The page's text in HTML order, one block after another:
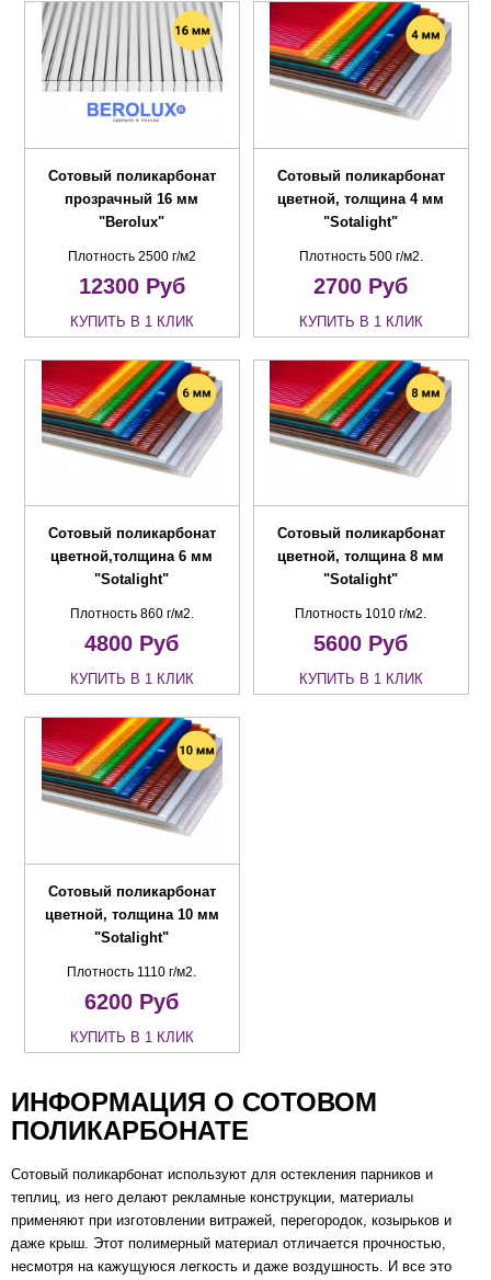
Сотовый поликарбонат
прозрачный 16 мм
"Berolux"
Плотность 2500 г/м2
12300Руб
КУПИТЬ В 1 КЛИК
Сотовый поликарбонат
цветной, толщина 4 мм
"Sotalight"
Плотность 500 г/м2.
2700 Руб
КУПИТЬ В 1 КЛИК
Сотовый поликарбонат
цветной,толщина 6 мм
"Sotalight"
Плотность 860 г/м2.
4800 Руб
КУПИТЬ В 1 КЛИК
Сотовый поликарбонат
цветной, толщина 8 мм
"Sotalight"
Плотность 1010 г/м2.
5600 Руб
КУПИТЬ В 1 КЛИК
Сотовый поликарбонат
цветной, толщина 10 мм
"Sotalight"
Плотность 1110 г/м2.
6200 Руб
КУПИТЬ В 1 КЛИК
ИНФОРМАЦИЯ О СОТОВОМ
ПОЛИКАРБОНАТЕ
Сотовый поликарбонат используют для остекления парников и
теплиц, из него делают рекламные конструкции, материалы
применяют при изготовлении витражей, перегородок, козырьков и
даже крыш. Этот полимерный материал отличается прочностью,
несмотря на кажущуюся легкость и даже воздушность. И все это